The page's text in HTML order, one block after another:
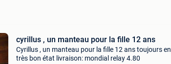
cyrillus , un manteau pour la fille 12 ans
Cyrillus , un manteau pour la fille 12 ans toujours en
très bon état livraison: mondial relay 4.80